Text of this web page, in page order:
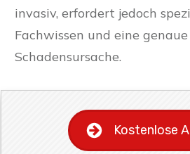
invasiv, erfordert jedoch
Fachwissen und eine
Schadensursache.
Kostenlose